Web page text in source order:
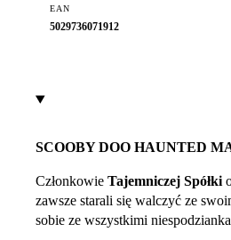
EAN
5029736071912
SCOOBY DOO HAUNTED
Członkowie Tajemniczej Spółki
zawsze starali się walczyć ze
sobie ze wszystkimi